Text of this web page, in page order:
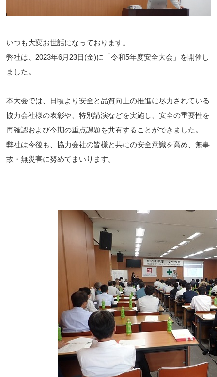
いつも大変お世話になっております。
弊社は、2023年6月23日(金)に「令和5年度安全大会」を開催し
ました。
本大会では、日頃より安全と品質向上の推進に尽力されている
協力会社様の表彰や、特別講演などを実施し、安全の重要性を
再確認および今期の重点課題を共有することができました。
弊社は今後も、協力会社の皆様と共にの安全意識を高め、無事
故・無災害に努めてまいります。